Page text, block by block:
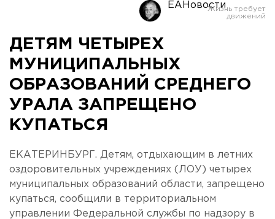
ЕАНовости
ДЕТЯМ ЧЕТЫРЕХ
МУНИЦИПАЛЬНЫХ
ОБРАЗОВАНИЙ СРЕДНЕГО
УРАЛА ЗАПРЕЩЕНО
КУПАТЬСЯ
ЕКАТЕРИНБУРГ. Детям, отдыхающим в летних
оздоровительных учреждениях (ЛОУ) четырех
муниципальных образований области, запрещено
купаться, сообщили в территориальном
управлении Федеральной службы по надзору в